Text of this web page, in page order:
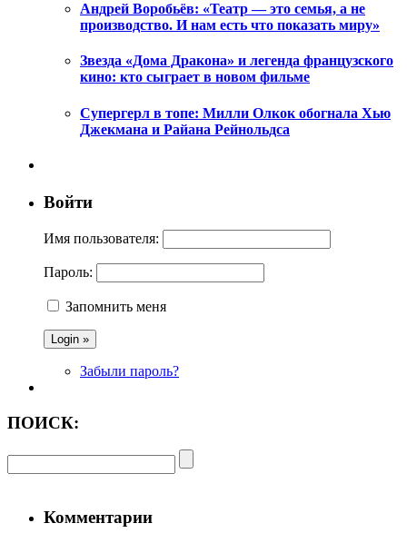
Андрей Воробьёв: «Театр — это семья, а не
производство. И нам есть что показать миру»
Звезда «Дома Дракона» и легенда французского
кино: кто сыграет в новом фильме
Супергерл в топе: Милли Олкок обогнала Хью
Джекмана и Райана Рейнольдса
Войти
Имя пользователя:
Пароль:
Запомнить меня
Забыли пароль?
ПОИСК:
Комментарии